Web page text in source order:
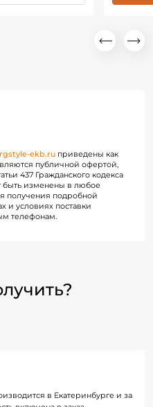
ekb.ru приведены как
публичной офертой,
437 Гражданского кодекса
быть изменены в любое
получения подробной
и условиях поставки
телефонам.
в Екатеринбурге и за